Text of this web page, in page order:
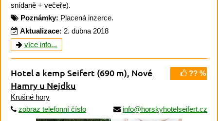
snídaně + večeře).
Poznámky: Placená inzerce.
Aktualizace: 2. dubna 2018
více info...
?? %
Hotel a kemp Seifert (690 m), Nové
Hamry u Nejdku
Krušné hory
zobraz telefonní číslo
info@horskyhotelseifert.cz